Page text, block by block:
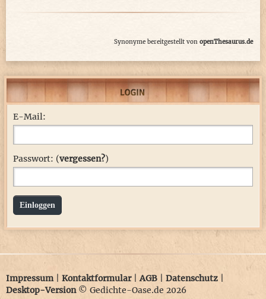
Synonyme bereitgestellt von openThesaurus.de
E-Mail:
Passwort: (vergessen?)
Einloggen
Impressum| Kontaktformular|AGB Datenschutz
Desktop-Version© Gedichte-Oase.de 2026